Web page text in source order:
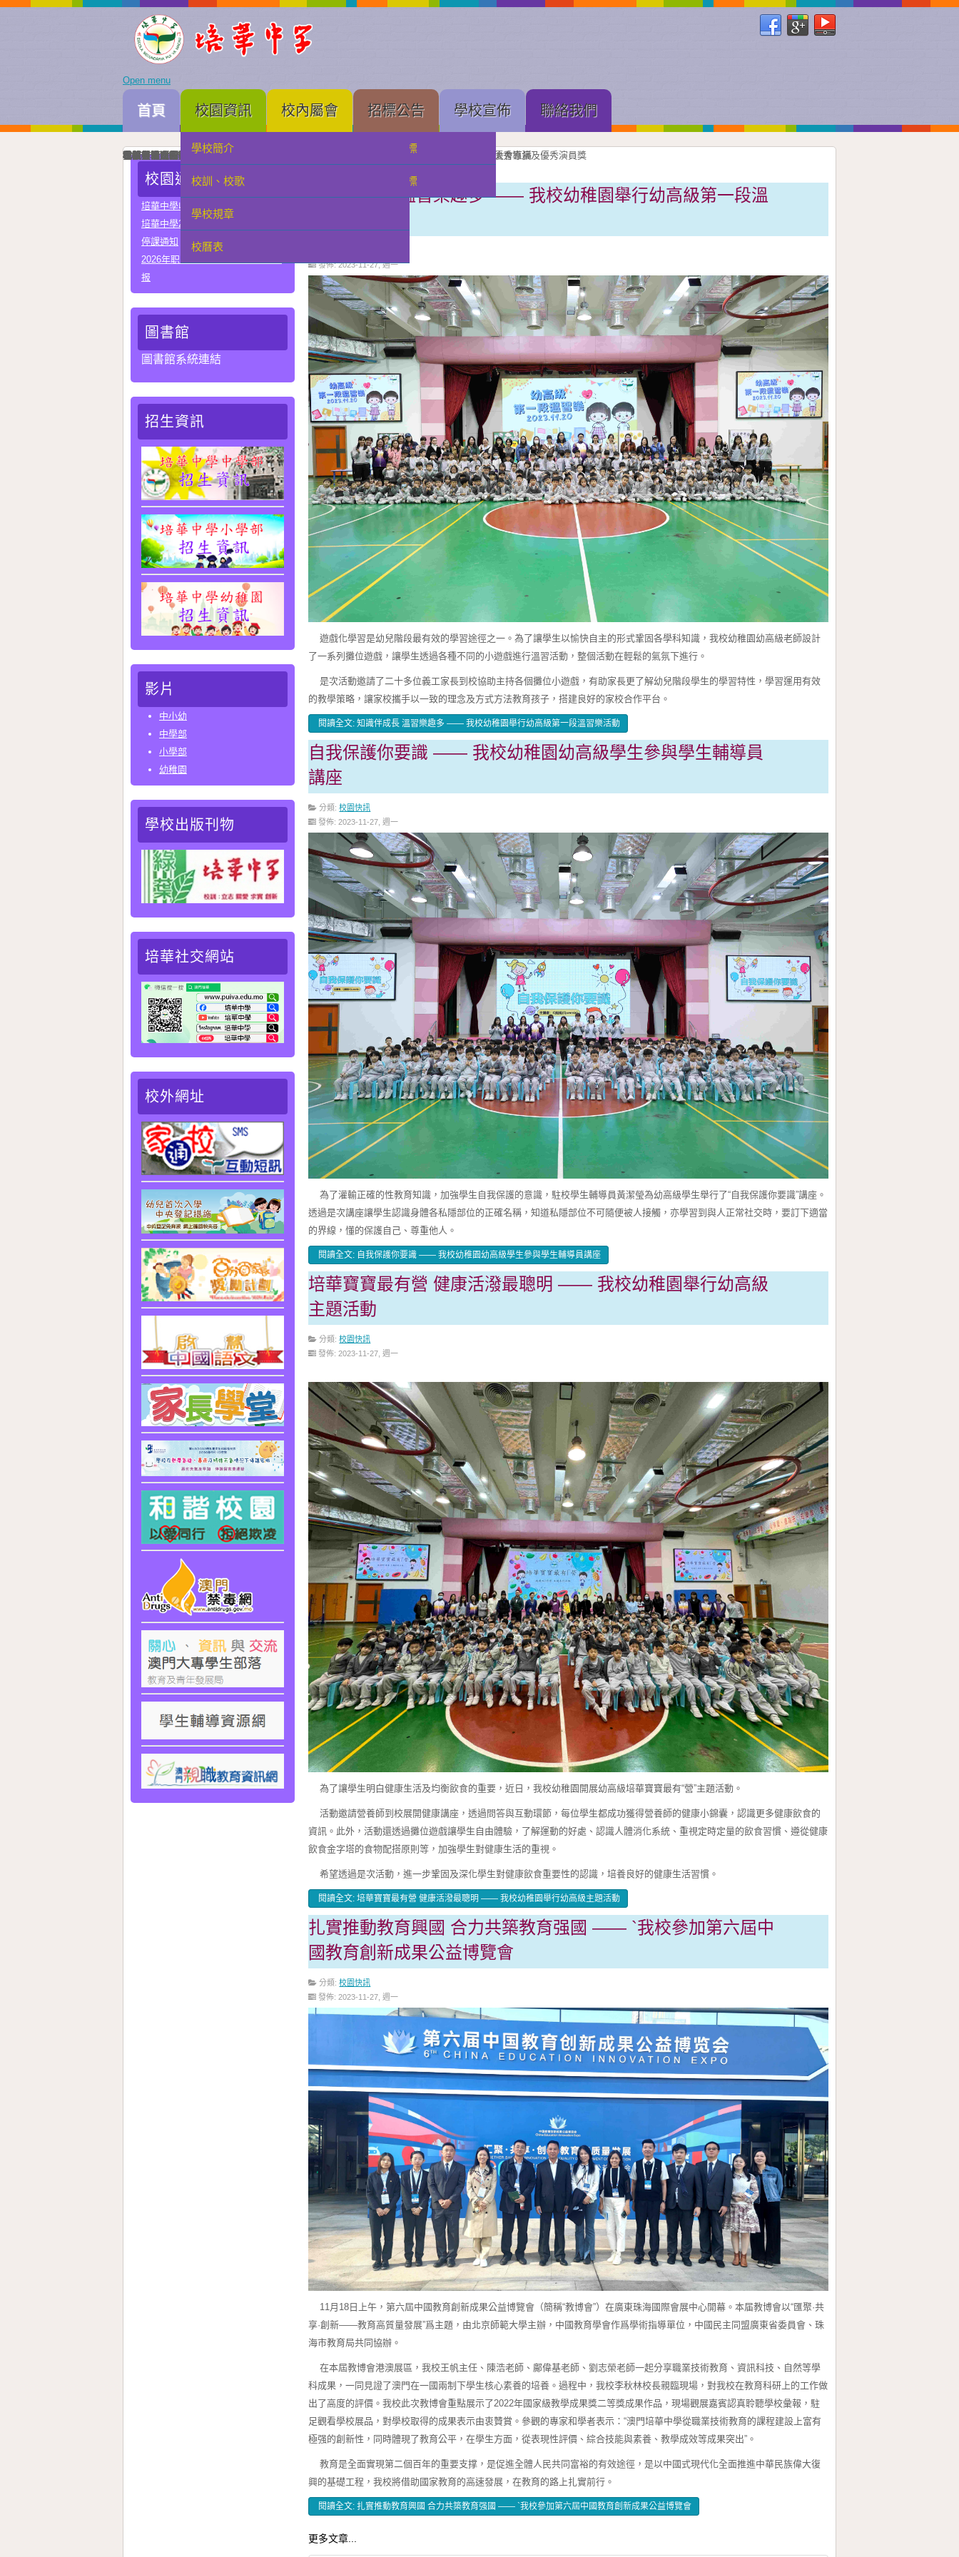
Open menu
首頁 校園資訊
學校簡介
校訓、校歌
學校規章
校曆表
校內屬會 招標公告
中學部招標
小幼部招標
學校宣佈 聯絡我們
我校與河南省實驗中學正式締結姐妹校
培華中學建校三十周年暨智慧教學及科技教育成果展開幕
智慧教學及科技教育成果展一眾主禮嘉賓為成果展進行隆重剪綵
中國優秀運動員王麗與我校簽署合作協議共育體壇新苗
李秋林校長與孫詠雅副校長率領學生代表出席澳門理工大學體育館舉行的建黨 105 周年慶祝大會直播
2025年度中學畢業典禮高三畢業生與嘉賓合照留念
我校與澳門理工大學正式署合作協議
我校與澳門電訊正式簽署人工智能合作協議
我校與珠海市金灣區四季學校締結姐妹學校
我校男子D組在第四十九屆學界籃球比賽中榮獲亞軍
學科常識問答比賽圓滿落幕嘉賓、行政、老師與獲獎班級同學合照留念
在第三十四屆校際戲劇比賽中我校小學組榮獲優良獎（本屆最高級別）、劇本創作獎、小學優秀導演及優秀演員獎
在第三十四屆校際戲劇比賽中我校中學組A隊榮獲優良獎（本屆最高級別）及優秀演員獎
在第三十四屆校際戲劇比賽中我校中學組B隊榮獲甲級獎及優秀演員獎
我校與常州市第一中學締結姐妹學校
我校在第四十四屆校際舞蹈比賽榮獲小學組優良級獎項
我校在第四十四屆校際舞蹈比賽榮獲中學組甲級獎獎項
校園通告
培華中學收費項目一覽表
培華中學2024-2025學年報名費
停課通知
2026年职业教育国家教学成果奖申
报
圖書館
圖書館系統連結
招生資訊
影片
中小幼
中學部
小學部
幼稚園
學校出版刊物
培華社交網站
校外網址
最新消息
知識伴成長 溫習樂趣多 —— 我校幼稚園舉行幼高級第一段溫
發佈: 2023-11-27, 週一
遊戲化學習是幼兒階段最有效的學習途徑之一。為了讓學生以愉快自主的形式鞏固各學科知識，我校幼稚園幼高級老師設計
了一系列攤位遊戲，讓學生透過各種不同的小遊戲進行溫習活動，整個活動在輕鬆的氣氛下進行。
是次活動邀請了二十多位義工家長到校協助主持各個攤位小遊戲，有助家長更了解幼兒階段學生的學習特性，學習運用有效
的教學策略，讓家校攜手以一致的理念及方式方法教育孩子，搭建良好的家校合作平台。
閱讀全文: 知識伴成長 溫習樂趣多 —— 我校幼稚園舉行幼高級第一段溫習樂活動
自我保護你要識 —— 我校幼稚園幼高級學生參與學生輔導員
講座
分類:校園快訊
發佈: 2023-11-27, 週一
為了灌輸正確的性教育知識，加強學生自我保護的意識，駐校學生輔導員黃潔瑩為幼高級學生舉行了“自我保護你要識”講座。
透過是次講座讓學生認識身體各私隱部位的正確名稱，知道私隱部位不可隨便被人接觸，亦學習到與人正常社交時，要訂下適當
的界線，懂的保護自己、尊重他人。
閱讀全文: 自我保護你要識 —— 我校幼稚園幼高級學生參與學生輔導員講座
培華寶寶最有營 健康活潑最聰明 —— 我校幼稚園舉行幼高級
主題活動
分類:校園快訊
發佈: 2023-11-27, 週一
為了讓學生明白健康生活及均衡飲食的重要，近日，我校幼稚園開展幼高級培華寶寶最有“營”主題活動。
活動邀請營養師到校展開健康講座，透過問答與互動環節，每位學生都成功獲得營養師的健康小錦囊，認識更多健康飲食的
資訊。此外，活動還透過攤位遊戲讓學生自由體驗，了解運動的好處、認識人體消化系統、重視定時定量的飲食習慣、遵從健康
飲食金字塔的食物配搭原則等，加強學生對健康生活的重視。
希望透過是次活動，進一步鞏固及深化學生對健康飲食重要性的認識，培養良好的健康生活習慣。
閱讀全文: 培華寶寶最有營 健康活潑最聰明 —— 我校幼稚園舉行幼高級主題活動
扎實推動教育興國 合力共築教育强國 —— `我校參加第六屆中
國教育創新成果公益博覽會
分類:校園快訊
發佈: 2023-11-27, 週一
11月18日上午，第六屆中國教育創新成果公益博覽會（簡稱“教博會”）在廣東珠海國際會展中心開幕。本届教博會以“匯聚·共
享·創新——教育高質量發展”爲主題，由北京師範大學主辦，中國教育學會作爲學術指導單位，中國民主同盟廣東省委員會、珠
海市教育局共同協辦。
在本屆教博會港澳展區，我校王帆主任、陳浩老師、鄺偉基老師、劉志榮老師一起分享職業技術教育、資訊科技、自然等學
科成果，一同見證了澳門在一國兩制下學生核心素養的培養。過程中，我校李秋林校長親臨現場，對我校在教育科研上的工作做
出了高度的評價。我校此次教博會重點展示了2022年國家級教學成果獎二等獎成果作品，現場觀展嘉賓認真聆聽學校彙報，駐
足觀看學校展品，對學校取得的成果表示由衷贊賞。參觀的專家和學者表示：“澳門培華中學從職業技術教育的課程建設上富有
極强的創新性，同時體現了教育公平，在學生方面，從表現性評價、綜合技能與素養、教學成效等成果突出”。
教育是全面實現第二個百年的重要支撑，是促進全體人民共同富裕的有效途徑，是以中國式現代化全面推進中華民族偉大復
興的基礎工程，我校將借助國家教育的高速發展，在教育的路上扎實前行。
閱讀全文: 扎實推動教育興國 合力共築教育强國 —— `我校參加第六屆中國教育創新成果公益博覽會
更多文章...